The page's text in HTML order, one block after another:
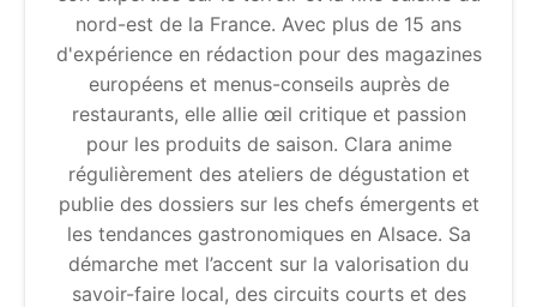
nord-est de la France. Avec plus de 15 ans
d'expérience en rédaction pour des magazines
européens et menus-conseils auprès de
restaurants, elle allie œil critique et passion
pour les produits de saison. Clara anime
régulièrement des ateliers de dégustation et
publie des dossiers sur les chefs émergents et
les tendances gastronomiques en Alsace. Sa
démarche met l’accent sur la valorisation du
savoir-faire local, des circuits courts et des